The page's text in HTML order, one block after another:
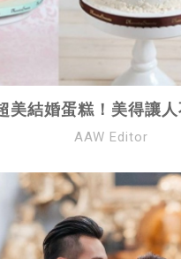
美結婚蛋糕！美得讓人
AAW Editor